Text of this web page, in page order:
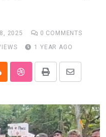
2025 0 COMMENTS
1 YEAR AGO
StumbleUpon
Print
Share
Email